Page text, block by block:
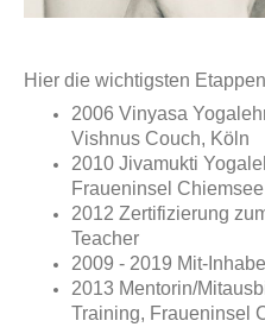
Hier die wichtigsten
2006 Vinyasa
Vishnus Couch, Köln
2010 Jivamukti
Fraueninsel Chiemsee
2012 Zertifizierung
Teacher
2009 - 2019 Mit-
2013 Mentorin/
Training, Fraueninsel